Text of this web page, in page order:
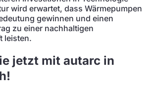
wird erwartet, dass Wärmepumpen
gewinnen und einen
zu einer nachhaltigen
leisten.
jetzt mit autarc in